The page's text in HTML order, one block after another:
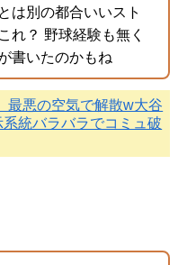
は別の都合いいスト
れ？ 野球経験も無く
書いたのかもね
最悪の空気で解散w大谷
系統バラバラでコミュ破